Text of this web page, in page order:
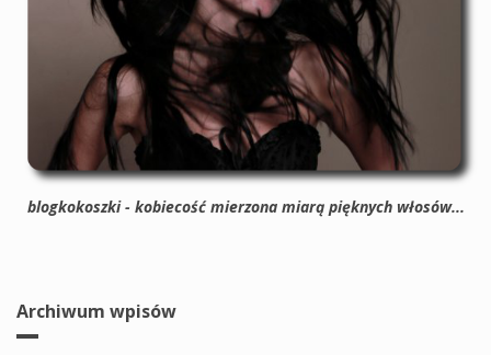
blogkokoszki - kobiecość mierzona miarą pięknych włosów...
Archiwum wpisów